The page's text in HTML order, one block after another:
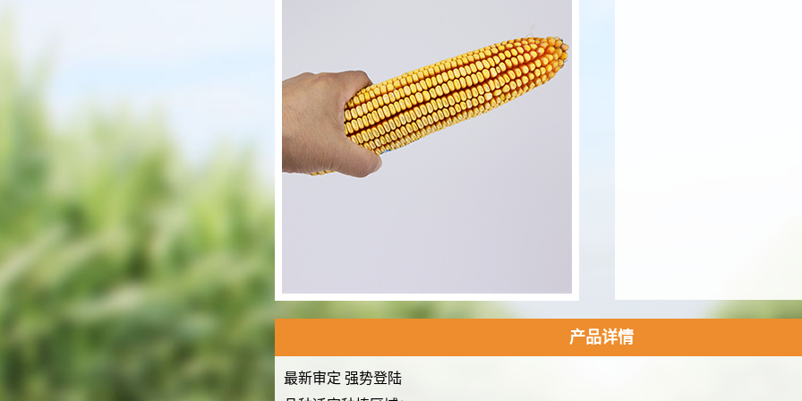
产品详情
最新审定 强势登陆